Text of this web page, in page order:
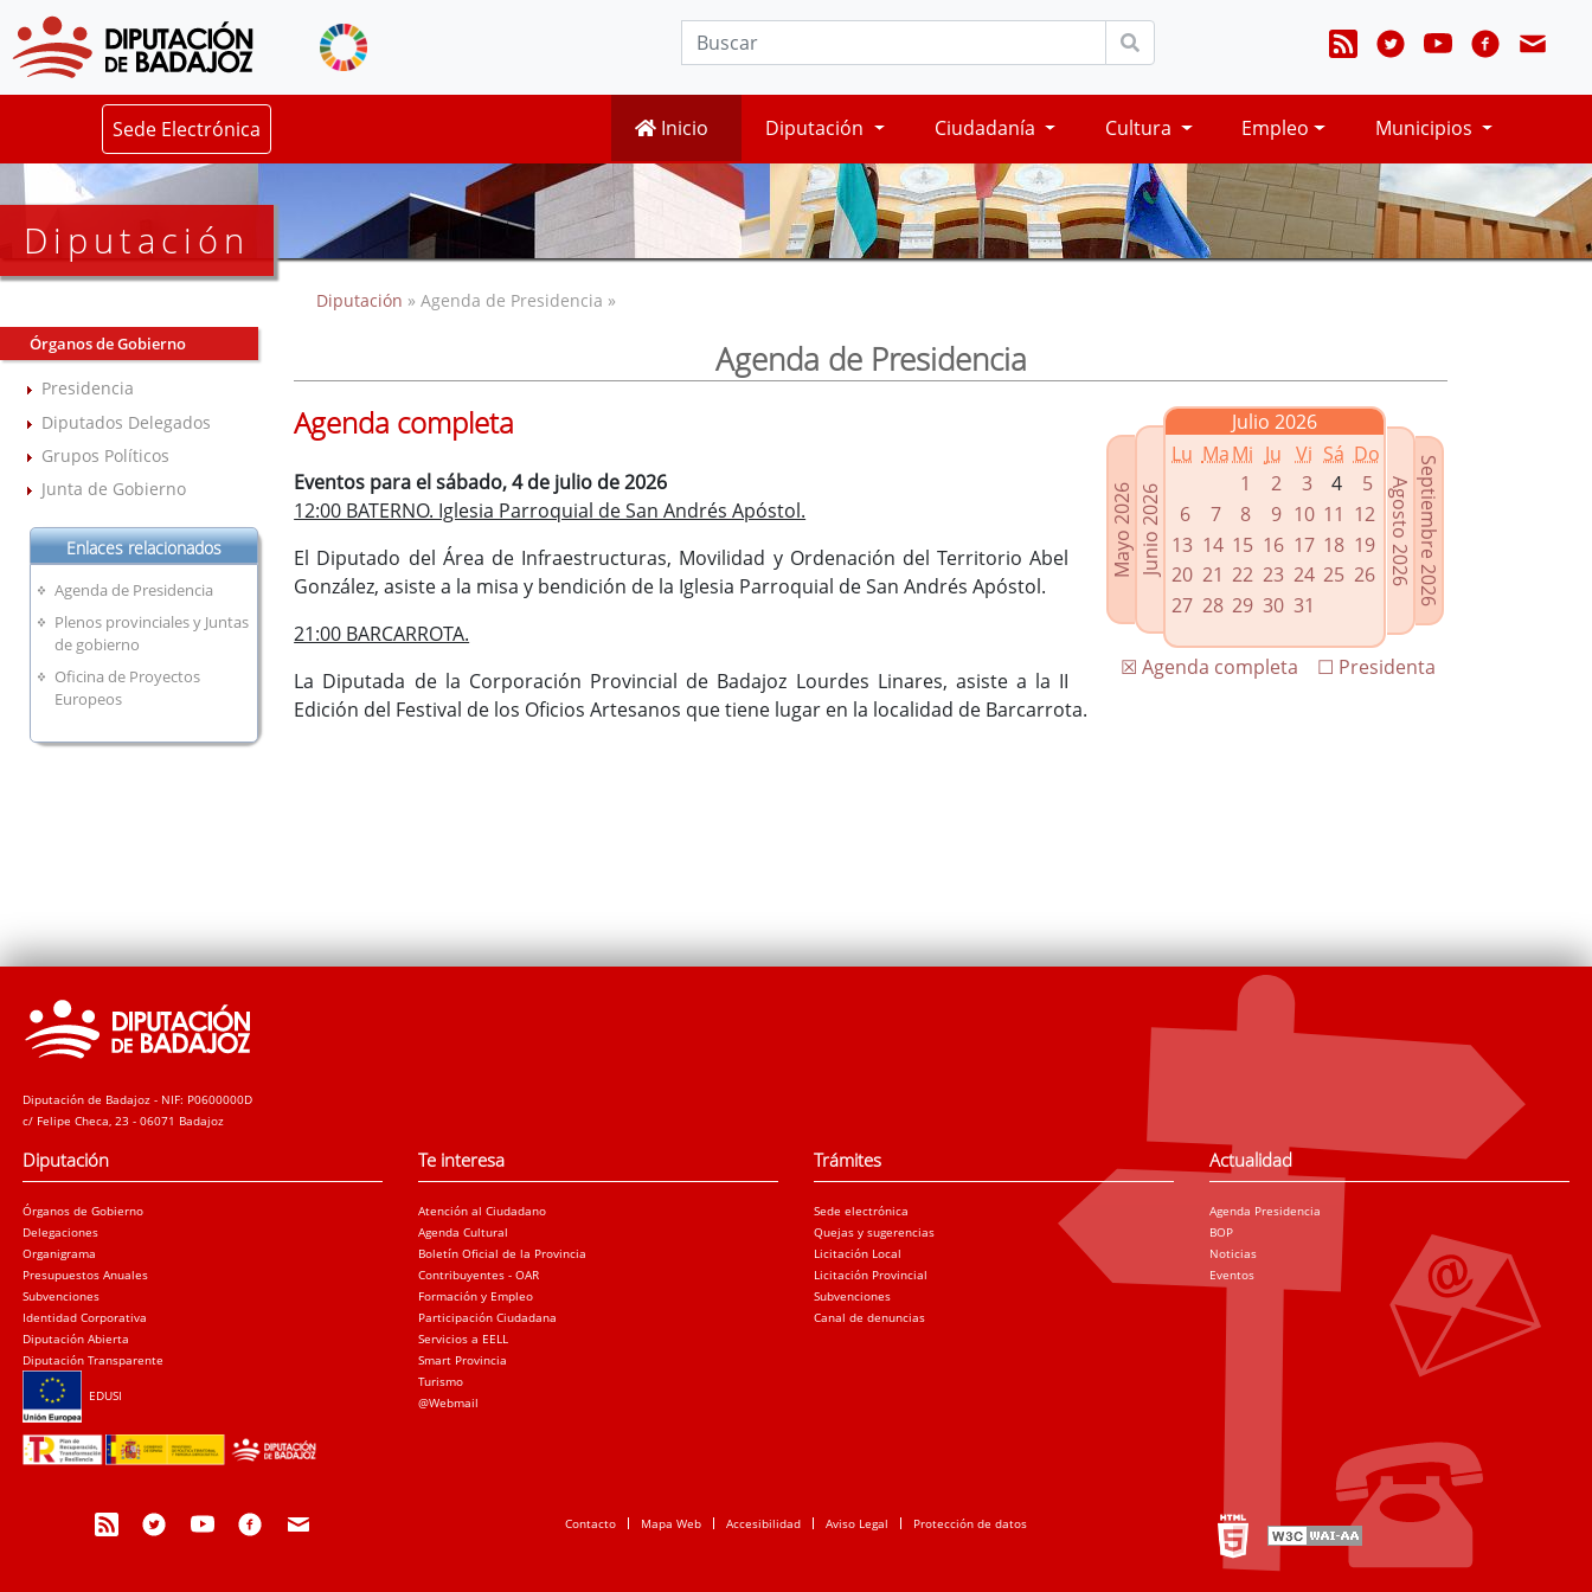
Sede Electrónica Inicio Diputación Ciudadanía Cultura Empleo Municipios
Diputación
Órganos de Gobierno
Presidencia
Diputados Delegados
Grupos Políticos
Junta de Gobierno
Enlaces relacionados
Agenda de Presidencia
Plenos provinciales y Juntas
de gobierno
Oficina de Proyectos
Europeos
Diputación » Agenda de Presidencia »
Agenda de Presidencia
Mayo 2026Junio 2026
Julio 2026
Lu MaMi Ju Vi Sá Do
1
2 3 4
5
6
7 8 9 10 11 12
13 14 15 16 17 18 19
20 21 22 23 24 25 26
27 28 29 30 31 Septiembre 2026
Agosto 2026
☐ Presidenta
☒ Agenda completa
Agenda completa
Eventos para el sábado, 4 de julio de 2026
12:00 BATERNO. Iglesia Parroquial de San Andrés Apóstol.
El Diputado del Área de Infraestructuras, Movilidad y Ordenación del Territorio Abel
González, asiste a la misa y bendición de la Iglesia Parroquial de San Andrés Apóstol.
21:00 BARCARROTA.
La Diputada de la Corporación Provincial de Badajoz Lourdes Linares, asiste a la II
Edición del Festival de los Oficios Artesanos que tiene lugar en la localidad de Barcarrota.
Diputación de Badajoz - NIF: P0600000D
c/ Felipe Checa, 23 - 06071 Badajoz
Diputación
Órganos de Gobierno
Delegaciones
Organigrama
Presupuestos Anuales
Subvenciones
Identidad Corporativa
Diputación Abierta
Diputación Transparente
EDUSI
Te interesa
Atención al Ciudadano
Agenda Cultural
Boletín Oficial de la Provincia
Contribuyentes - OAR
Formación y Empleo
Participación Ciudadana
Servicios a EELL
Smart Provincia
Turismo
@Webmail
Trámites
Sede electrónica
Quejas y sugerencias
Licitación Local
Licitación Provincial
Subvenciones
Canal de denuncias
Actualidad
Agenda Presidencia
BOP
Noticias
Eventos
Contacto Mapa Web Accesibilidad Aviso Legal Protección de datos